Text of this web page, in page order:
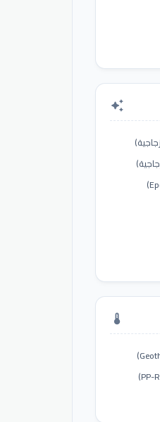
auto_awesome
thermostat